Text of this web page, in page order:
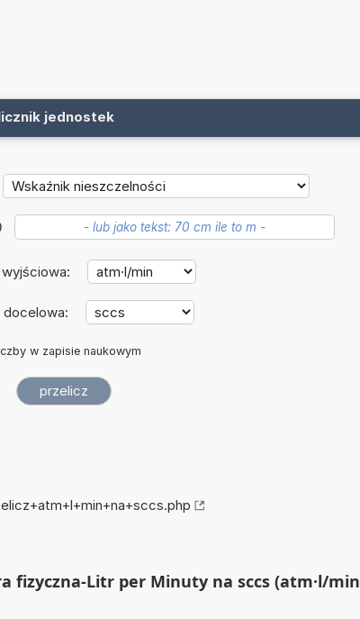
jednostek
w zapisie naukowym
fizyczna-Litr per Minuty na sccs (atm·l/min